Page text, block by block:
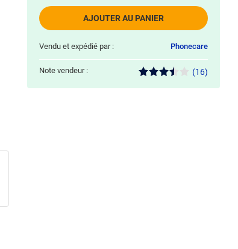
AJOUTER AU PANIER
Vendu et expédié par : Phonecare
Note vendeur : (16)